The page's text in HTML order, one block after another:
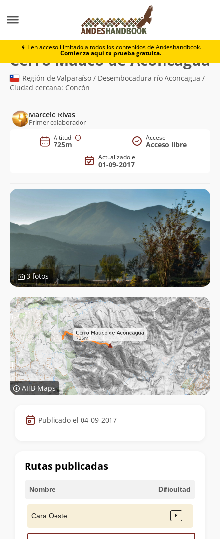
Ten acceso ilimitado a todos los contenidos de Andeshandbook.
Comienza aquí tu prueba gratuita.
Cerro Mauco de Aconcagua
Cerro Mauco de Aconcagua
Región de Valparaíso / Desembocadura río Aconcagua /
Ciudad cercana: Concón
Marcelo Rivas
Primer colaborador
Altitud
725m
Acceso
Acceso libre
Actualizado el
01-09-2017
3 fotos
AHB Maps
Datos
de
cumbre
Publicado el 04-09-2017
Rutas publicadas
Nombre Dificultad
Cara Oeste